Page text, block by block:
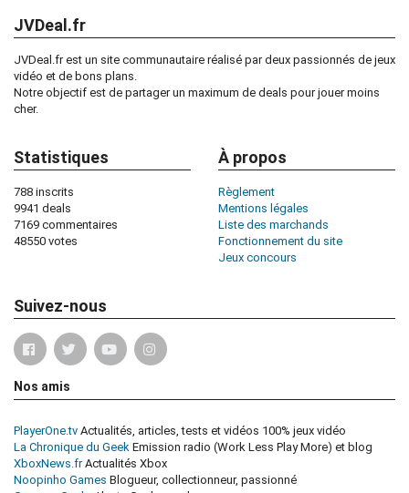
JVDeal.fr
JVDeal.fr est un site communautaire réalisé par deux passionnés de jeux
vidéo et de bons plans.
Notre objectif est de partager un maximum de deals pour jouer moins
cher.
Statistiques
788 inscrits
9941 deals
7169 commentaires
48550 votes
À propos
Règlement
Mentions légales
Liste des marchands
Fonctionnement du site
Jeux concours
Suivez-nous
Nos amis
PlayerOne.tv Actualités, articles, tests et vidéos 100% jeux vidéo
La Chronique du Geek Emission radio (Work Less Play More) et blog
XboxNews.frActualités Xbox
Noopinho Games Blogueur, collectionneur, passionné